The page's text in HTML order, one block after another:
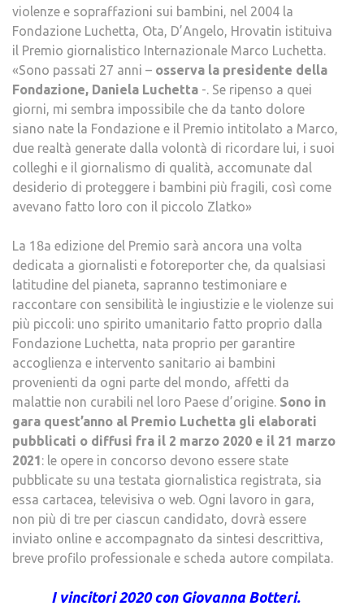
violenze e sopraffazioni sui bambini, nel 2004 la
Fondazione Luchetta, Ota, D’Angelo, Hrovatin istituiva
il Premio giornalistico Internazionale Marco Luchetta.
«Sono passati 27 anni – osserva la presidente della
Fondazione, Daniela Luchetta -. Se ripenso a quei
giorni, mi sembra impossibile che da tanto dolore
siano nate la Fondazione e il Premio intitolato a Marco,
due realtà generate dalla volontà di ricordare lui, i suoi
colleghi e il giornalismo di qualità, accomunate dal
desiderio di proteggere i bambini più fragili, così come
avevano fatto loro con il piccolo Zlatko»
La 18a edizione del Premio sarà ancora una volta
dedicata a giornalisti e fotoreporter che, da qualsiasi
latitudine del pianeta, sapranno testimoniare e
raccontare con sensibilità le ingiustizie e le violenze sui
più piccoli: uno spirito umanitario fatto proprio dalla
Fondazione Luchetta, nata proprio per garantire
accoglienza e intervento sanitario ai bambini
provenienti da ogni parte del mondo, affetti da
malattie non curabili nel loro Paese d’origine. Sono in
gara quest’anno al Premio Luchetta gli elaborati
pubblicati o diffusi fra il 2 marzo 2020 e il 21 marzo
2021: le opere in concorso devono essere state
pubblicate su una testata giornalistica registrata, sia
essa cartacea, televisiva o web. Ogni lavoro in gara,
non più di tre per ciascun candidato, dovrà essere
inviato online e accompagnato da sintesi descrittiva,
breve profilo professionale e scheda autore compilata.
I vincitori 2020 con Giovanna Botteri.